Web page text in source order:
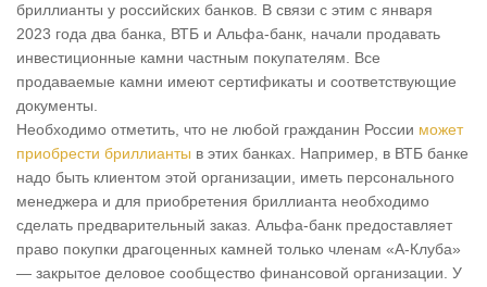
бриллианты у российских банков. В связи с этим с января
2023 года два банка, ВТБ и Альфа-банк, начали продавать
инвестиционные камни частным покупателям. Все
продаваемые камни имеют сертификаты и соответствующие
документы.
Необходимо отметить, что не любой гражданин России может
приобрести бриллианты в этих банках. Например, в ВТБ банке
надо быть клиентом этой организации, иметь персонального
менеджера и для приобретения бриллианта необходимо
сделать предварительный заказ. Альфа-банк предоставляет
право покупки драгоценных камней только членам «А-Клуба»
— закрытое деловое сообщество финансовой организации. У